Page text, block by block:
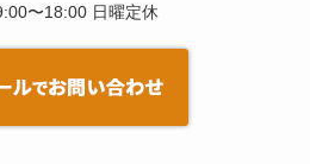
〜18:00 日曜定休